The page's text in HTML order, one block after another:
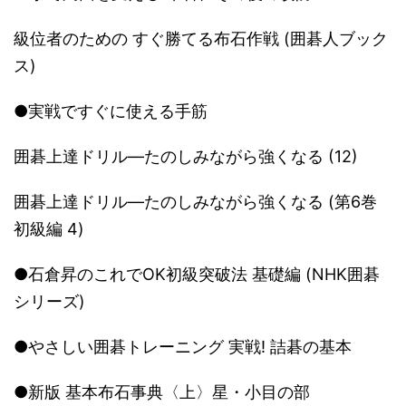
級位者のための すぐ勝てる布石作戦 (囲碁人ブック
ス)
●実戦ですぐに使える手筋
囲碁上達ドリル―たのしみながら強くなる (12)
囲碁上達ドリル―たのしみながら強くなる (第6巻
初級編 4)
●石倉昇のこれでOK初級突破法 基礎編 (NHK囲碁
シリーズ)
●やさしい囲碁トレーニング 実戦! 詰碁の基本
●新版 基本布石事典〈上〉星・小目の部